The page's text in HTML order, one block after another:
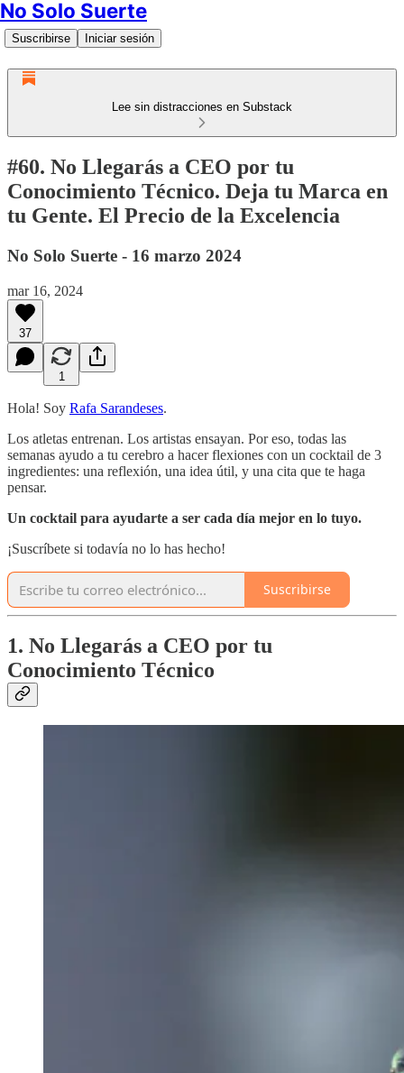
No Solo Suerte
Suscribirse Iniciar sesión
Lee sin distracciones en Substack
#60. No Llegarás a CEO por tu
Conocimiento Técnico. Deja tu Marca en
tu Gente. El Precio de la Excelencia
No Solo Suerte - 16 marzo 2024
mar 16, 2024
37
1
Hola! Soy Rafa Sarandeses.
Los atletas entrenan. Los artistas ensayan. Por eso, todas las
semanas ayudo a tu cerebro a hacer flexiones con un cocktail de 3
ingredientes: una reflexión, una idea útil, y una cita que te haga
pensar.
Un cocktail para ayudarte a ser cada día mejor en lo tuyo.
¡Suscríbete si todavía no lo has hecho!
Suscribirse
1. No Llegarás a CEO por tu
Conocimiento Técnico